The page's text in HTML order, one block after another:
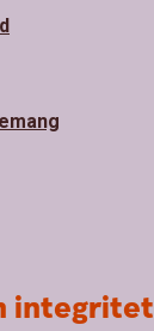
integritet